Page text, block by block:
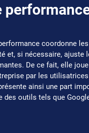
coordonne
et, si nécessaire,
De ce fait, elle
par les
ainsi une part
des outils tels que